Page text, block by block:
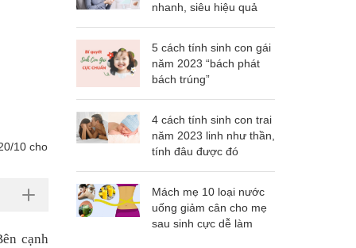
10 cho
cạnh
nhanh, siêu hiệu quả
5 cách tính sinh con gái
năm 2023 “bách phát
bách trúng”
4 cách tính sinh con trai
năm 2023 linh như thần,
tính đâu được đó
Mách mẹ 10 loại nước
uống giảm cân cho mẹ
sau sinh cực dễ làm